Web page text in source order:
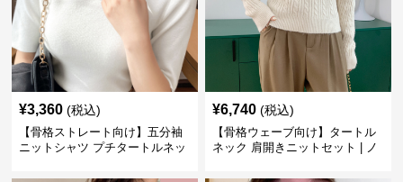
¥3,360 (税込)
【骨格ストレート向け】五分袖
ニットシャツ プチタートルネッ
¥6,740 (税込)
【骨格ウェーブ向け】タートル
ネック 肩開きニットセット | ノ